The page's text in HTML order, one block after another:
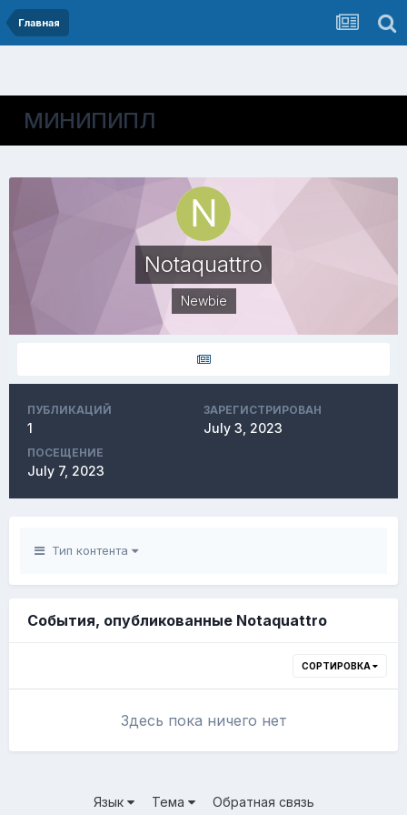
Главная
МИНИПИПЛ
Notaquattro
Newbie
ПУБЛИКАЦИЙ
1
ЗАРЕГИСТРИРОВАН
July 3, 2023
ПОСЕЩЕНИЕ
July 7, 2023
Тип контента
События, опубликованные Notaquattro
СОРТИРОВКА
Здесь пока ничего нет
Язык Тема Обратная связь